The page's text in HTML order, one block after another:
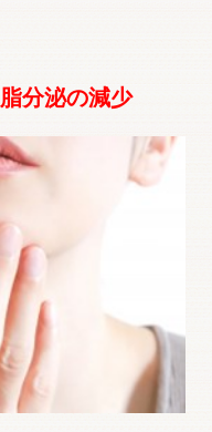
分泌の減少